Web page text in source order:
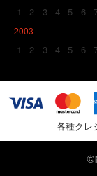
1 2 3 4 5 6
2003
1 2 3 4 5 6
各種クレ